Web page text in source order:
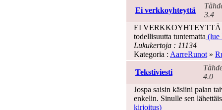
Ei verkkoyhteyttä
3.4
EI VERKKOYHTEYTTÄ
todellisuutta tuntematta (lue
Lukukertoja : 11134
Kategoria : AarreRunot »
Tekstiviesti
4.0
Jospa saisin käsiini palan
enkelin. Sinulle sen
kirjoitus)